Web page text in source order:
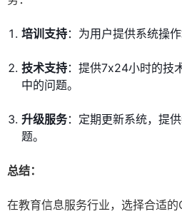
培训支持：为用户提供系统操
技术支持：提供7x24小时的技
中的问题。
升级服务：定期更新系统，提
题。
总结：
在教育信息服务行业，选择合适